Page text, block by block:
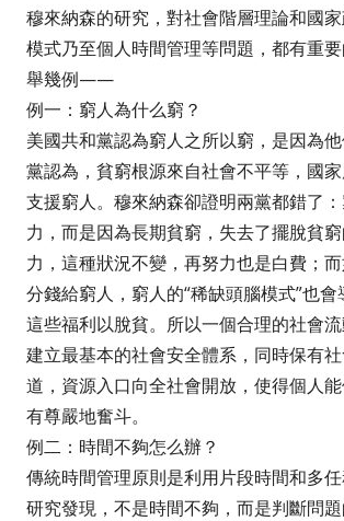
穆來納森的研究，對社會階層理論和國
模式乃至個人時間管理等問題，都有重
舉幾例——
例一：窮人為什么窮？
美國共和黨認為窮人之所以窮，是因為
黨認為，貧窮根源來自社會不平等，國
支援窮人。穆來納森卻證明兩黨都錯了
力，而是因為長期貧窮，失去了擺脫貧
力，這種狀況不變，再努力也是白費；
分錢給窮人，窮人的“稀缺頭腦模式”也
這些福利以脫貧。所以一個合理的社會流
建立最基本的社會安全體系，同時保有
道，資源入口向全社會開放，使得個人能
有尊嚴地奮斗。
例二：時間不夠怎么辦？
傳統時間管理原則是利用片段時間和多
研究發現，不是時間不夠，而是判斷問